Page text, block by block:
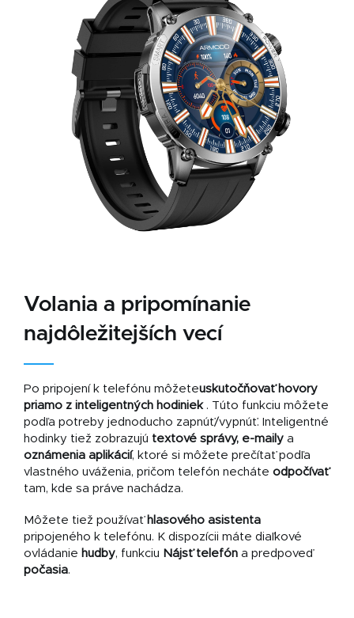
Volania a pripomínanie
najdôležitejších vecí
Po pripojení k telefónu môžeteuskutočňovať hovory
priamo z inteligentných hodiniek . Túto funkciu môžete
podľa potreby jednoducho zapnúť/vypnúť. Inteligentné
hodinky tiež zobrazujú textové správy, e-maily a
oznámenia aplikácií, ktoré si môžete prečítať podľa
vlastného uváženia, pričom telefón necháte odpočívať
tam, kde sa práve nachádza.
Môžete tiež používať hlasového asistenta
pripojeného k telefónu. K dispozícii máte diaľkové
ovládanie hudby, funkciu Nájsť telefón a predpoveď
počasia.